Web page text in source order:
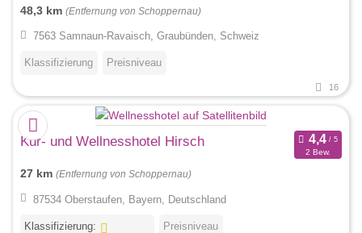
48,3 km (Entfernung von Schoppernau)
7563 Samnaun-Ravaisch, Graubünden, Schweiz
Klassifizierung Preisniveau
16
Kur- und Wellnesshotel Hirsch
2 Bew.
27 km (Entfernung von Schoppernau)
87534 Oberstaufen, Bayern, Deutschland
Klassifizierung: Preisniveau